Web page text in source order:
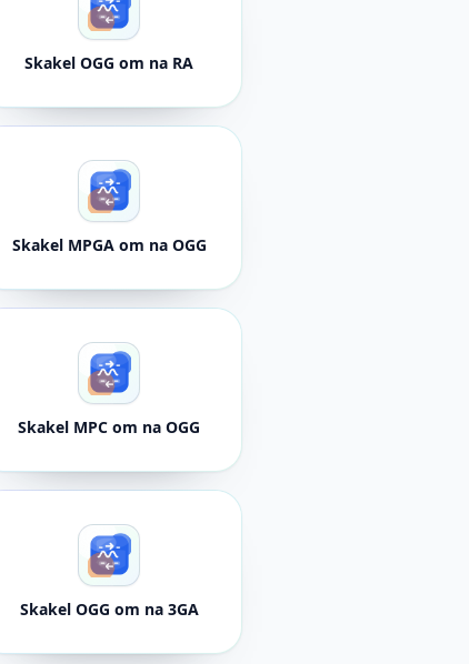
Skakel OGG om na RA
Skakel MPGA om na OGG
Skakel MPC om na OGG
Skakel OGG om na 3GA